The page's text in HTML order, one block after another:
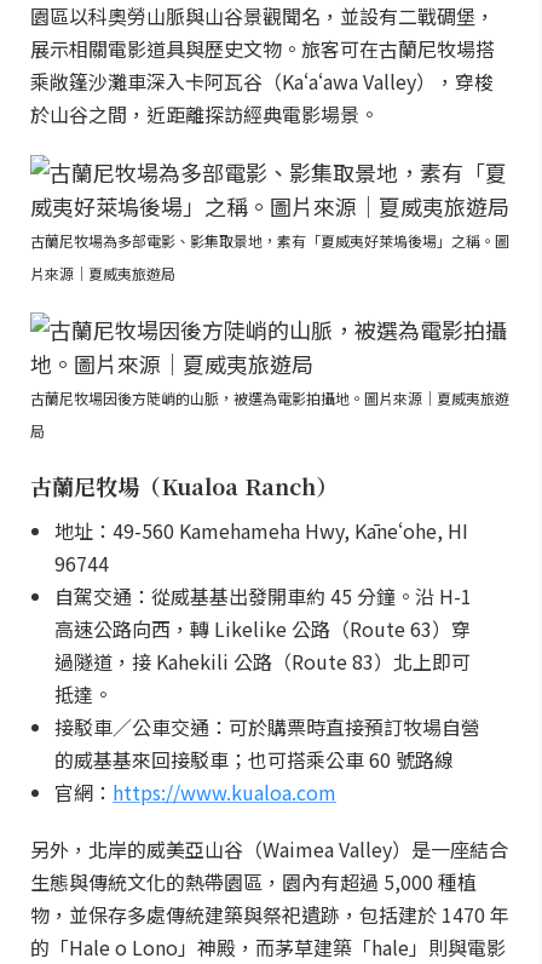
園區以科奧勞山脈與山谷景觀聞名，並設有二戰碉堡，
展示相關電影道具與歷史文物。旅客可在古蘭尼牧場搭
乘敞篷沙灘車深入卡阿瓦谷（Kaʻaʻawa Valley），穿梭
於山谷之間，近距離探訪經典電影場景。
古蘭尼牧場為多部電影、影集取景地，素有「夏威夷好萊塢後場」之稱。圖
片來源｜夏威夷旅遊局
古蘭尼牧場因後方陡峭的山脈，被選為電影拍攝地。圖片來源｜夏威夷旅遊
局
古蘭尼牧場（Kualoa Ranch）
地址：49-560 Kamehameha Hwy, Kāneʻohe, HI
96744
自駕交通：從威基基出發開車約 45 分鐘。沿 H-1
高速公路向西，轉 Likelike 公路（Route 63）穿
過隧道，接 Kahekili 公路（Route 83）北上即可
抵達。
接駁車／公車交通：可於購票時直接預訂牧場自營
的威基基來回接駁車；也可搭乘公車 60 號路線
官網： https://www.kualoa.com
另外，北岸的威美亞山谷（Waimea Valley）是一座結合
生態與傳統文化的熱帶園區，園內有超過 5,000 種植
物，並保存多處傳統建築與祭祀遺跡，包括建於 1470 年
的「Hale o Lono」神殿，而茅草建築「hale」則與電影